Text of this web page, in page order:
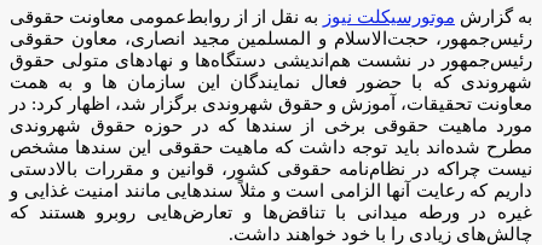
به گزارش موتورسیکلت نیوز به نقل از از روابط‌عمومی معاونت حقوقی
رئیس‌جمهور، حجت‌الاسلام و المسلمین مجید انصاری، معاون حقوقی
رئیس‌جمهور در نشست هم‌اندیشی دستگاه‌ها و نهادهای متولی حقوق
شهروندی که با حضور فعال نمایندگان این سازمان ها و به همت
معاونت تحقیقات، آموزش و حقوق شهروندی برگزار شد، اظهار کرد: در
مورد ماهیت حقوقی برخی از سندها که در حوزه حقوق شهروندی
مطرح شده‌اند باید توجه داشت که ماهیت حقوقی این سندها مشخص
نیست چراکه در نظام‌نامه حقوقی کشور، قوانین و مقررات بالادستی
داریم که رعایت آنها الزامی است و مثلاً سندهایی مانند امنیت غذایی و
غیره در ورطه میدانی با تناقض‌ها و تعارض‌هایی روبرو هستند که
چالش‌های زیادی را با خود خواهند داشت.